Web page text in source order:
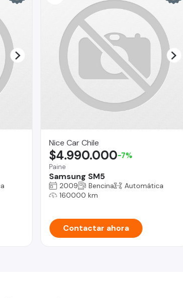
Nice Car Chile
Paine
Samsung SM5
$4.990.000-7%
2009 Bencina
Automática
160000 km
Contactar ahora